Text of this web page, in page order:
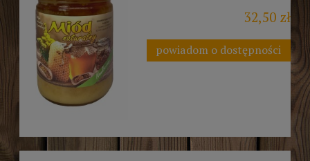
32,50 zł
powiadom o dostępności